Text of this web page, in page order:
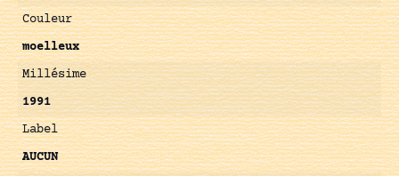
Couleur
moelleux
Millésime
1991
Label
AUCUN